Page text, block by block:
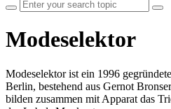
Modeselektor
Modeselektor ist ein 1996
Berlin, bestehend aus Gernot
bilden zusammen mit Apparat das